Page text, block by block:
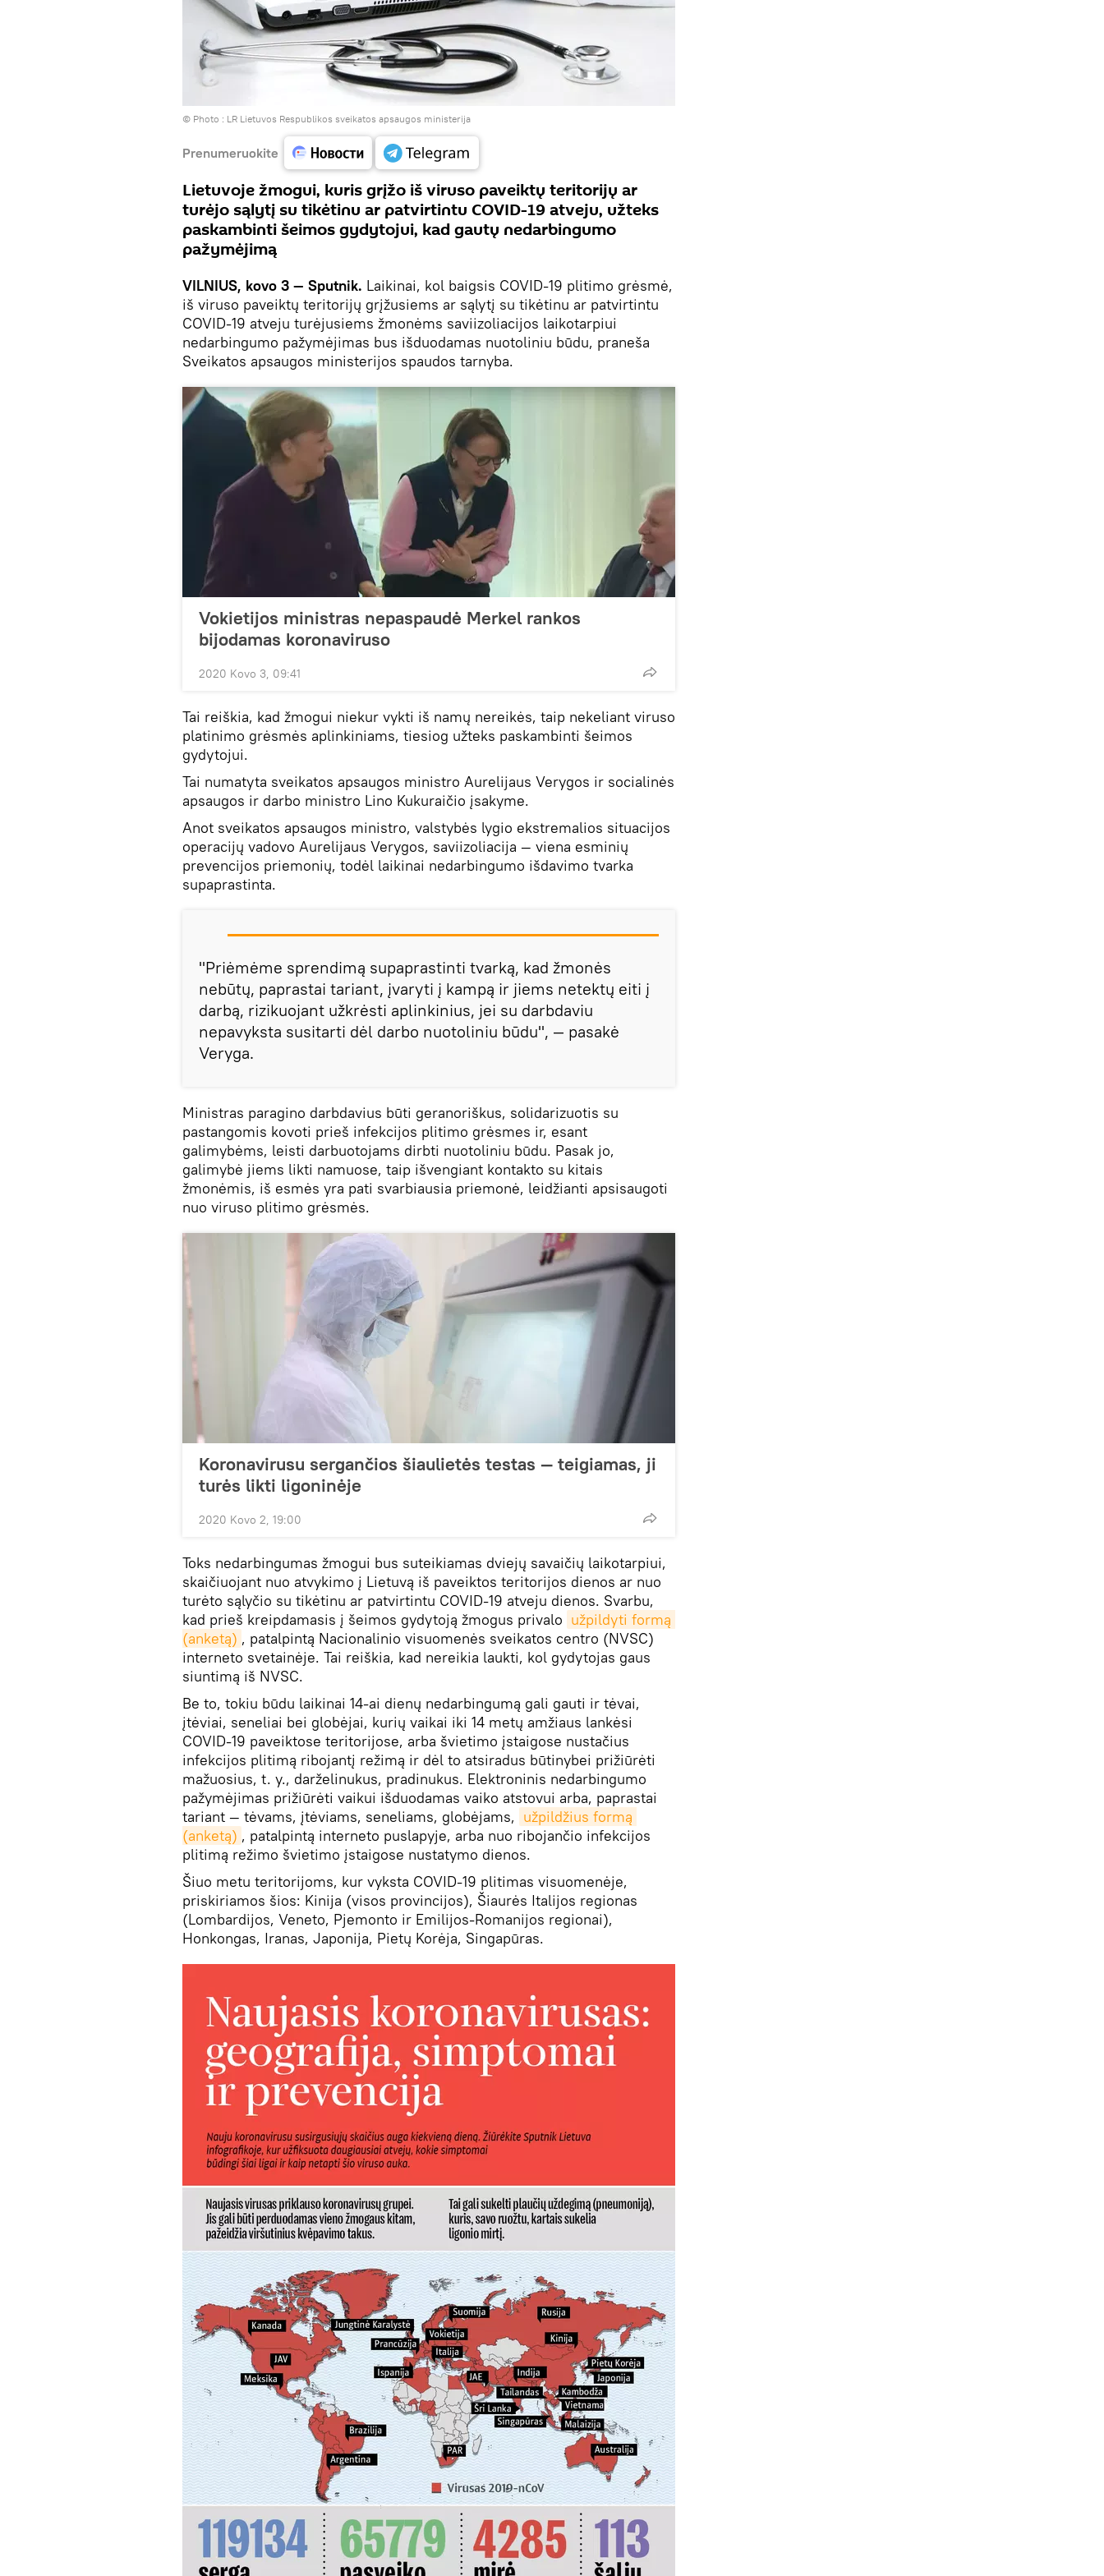
© Photo : LR Lietuvos Respublikos sveikatos apsaugos ministerija
Prenumeruokite
Lietuvoje žmogui, kuris grįžo iš viruso paveiktų teritorijų ar
turėjo sąlytį su tikėtinu ar patvirtintu COVID-19 atveju, užteks
paskambinti šeimos gydytojui, kad gautų nedarbingumo
pažymėjimą
VILNIUS, kovo 3 — Sputnik. Laikinai, kol baigsis COVID-19 plitimo grėsmė,
iš viruso paveiktų teritorijų grįžusiems ar sąlytį su tikėtinu ar patvirtintu
COVID-19 atveju turėjusiems žmonėms saviizoliacijos laikotarpiui
nedarbingumo pažymėjimas bus išduodamas nuotoliniu būdu, praneša
Sveikatos apsaugos ministerijos spaudos tarnyba.
Vokietijos ministras nepaspaudė Merkel rankos
bijodamas koronaviruso
2020 Kovo 3, 09:41
Tai reiškia, kad žmogui niekur vykti iš namų nereikės, taip nekeliant viruso
platinimo grėsmės aplinkiniams, tiesiog užteks paskambinti šeimos
gydytojui.
Tai numatyta sveikatos apsaugos ministro Aurelijaus Verygos ir socialinės
apsaugos ir darbo ministro Lino Kukuraičio įsakyme.
Anot sveikatos apsaugos ministro, valstybės lygio ekstremalios situacijos
operacijų vadovo Aurelijaus Verygos, saviizoliacija — viena esminių
prevencijos priemonių, todėl laikinai nedarbingumo išdavimo tvarka
supaprastinta.
"Priėmėme sprendimą supaprastinti tvarką, kad žmonės
nebūtų, paprastai tariant, įvaryti į kampą ir jiems netektų eiti į
darbą, rizikuojant užkrėsti aplinkinius, jei su darbdaviu
nepavyksta susitarti dėl darbo nuotoliniu būdu", — pasakė
Veryga.
Ministras paragino darbdavius būti geranoriškus, solidarizuotis su
pastangomis kovoti prieš infekcijos plitimo grėsmes ir, esant
galimybėms, leisti darbuotojams dirbti nuotoliniu būdu. Pasak jo,
galimybė jiems likti namuose, taip išvengiant kontakto su kitais
žmonėmis, iš esmės yra pati svarbiausia priemonė, leidžianti apsisaugoti
nuo viruso plitimo grėsmės.
Koronavirusu sergančios šiaulietės testas — teigiamas, ji
turės likti ligoninėje
2020 Kovo 2, 19:00
Toks nedarbingumas žmogui bus suteikiamas dviejų savaičių laikotarpiui,
skaičiuojant nuo atvykimo į Lietuvą iš paveiktos teritorijos dienos ar nuo
turėto sąlyčio su tikėtinu ar patvirtintu COVID-19 atveju dienos. Svarbu,
kad prieš kreipdamasis į šeimos gydytoją žmogus privalo užpildyti formą
(anketą) , patalpintą Nacionalinio visuomenės sveikatos centro (NVSC)
interneto svetainėje. Tai reiškia, kad nereikia laukti, kol gydytojas gaus
siuntimą iš NVSC.
Be to, tokiu būdu laikinai 14-ai dienų nedarbingumą gali gauti ir tėvai,
įtėviai, seneliai bei globėjai, kurių vaikai iki 14 metų amžiaus lankėsi
COVID-19 paveiktose teritorijose, arba švietimo įstaigose nustačius
infekcijos plitimą ribojantį režimą ir dėl to atsiradus būtinybei prižiūrėti
mažuosius, t. y., darželinukus, pradinukus. Elektroninis nedarbingumo
pažymėjimas prižiūrėti vaikui išduodamas vaiko atstovui arba, paprastai
tariant — tėvams, įtėviams, seneliams, globėjams, užpildžius formą
(anketą) , patalpintą interneto puslapyje, arba nuo ribojančio infekcijos
plitimą režimo švietimo įstaigose nustatymo dienos.
Šiuo metu teritorijoms, kur vyksta COVID-19 plitimas visuomenėje,
priskiriamos šios: Kinija (visos provincijos), Šiaurės Italijos regionas
(Lombardijos, Veneto, Pjemonto ir Emilijos-Romanijos regionai),
Honkongas, Iranas, Japonija, Pietų Korėja, Singapūras.